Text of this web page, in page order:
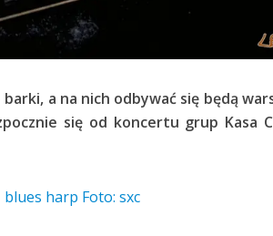
barki, a na nich odbywać się będą
się od koncertu grup Kasa